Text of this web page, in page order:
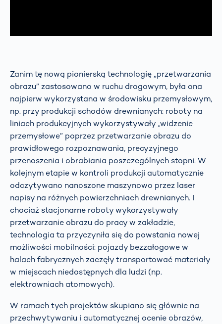
Zanim tę nową pionierską technologię „przetwarzania
obrazu” zastosowano w ruchu drogowym, była ona
najpierw wykorzystana w środowisku przemysłowym,
np. przy produkcji schodów drewnianych: roboty na
liniach produkcyjnych wykorzystywały „widzenie
przemysłowe” poprzez przetwarzanie obrazu do
prawidłowego rozpoznawania, precyzyjnego
przenoszenia i obrabiania poszczególnych stopni. W
kolejnym etapie w kontroli produkcji automatycznie
odczytywano nanoszone maszynowo przez laser
napisy na różnych powierzchniach drewnianych. I
chociaż stacjonarne roboty wykorzystywały
przetwarzanie obrazu do pracy w zakładzie,
technologia ta przyczyniła się do powstania nowej
możliwości mobilności: pojazdy bezzałogowe w
halach fabrycznych zaczęły transportować materiały
w miejscach niedostępnych dla ludzi (np.
elektrowniach atomowych).
W ramach tych projektów skupiano się głównie na
przechwytywaniu i automatycznej ocenie obrazów,